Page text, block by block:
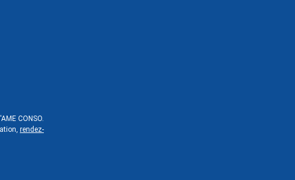
CONSO.
rendez-